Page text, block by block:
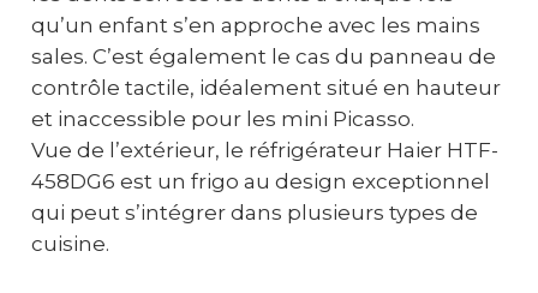
qu’un enfant s’en approche avec les mains
sales. C’est également le cas du panneau de
contrôle tactile, idéalement situé en hauteur
et inaccessible pour les mini Picasso.
Vue de l’extérieur, le réfrigérateur Haier HTF-
458DG6 est un frigo au design exceptionnel
qui peut s’intégrer dans plusieurs types de
cuisine.